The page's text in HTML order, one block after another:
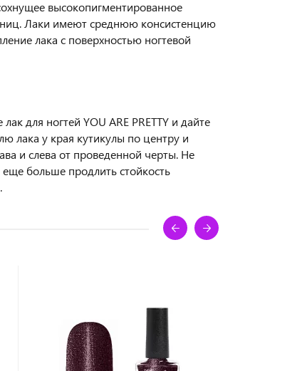
высокопигментированное
Лаки имеют среднюю консистенцию
лака с поверхностью ногтевой
для ногтей YOU ARE PRETTY и дайте
лака у края кутикулы по центру и
и слева от проведенной черты. Не
еще больше продлить стойкость